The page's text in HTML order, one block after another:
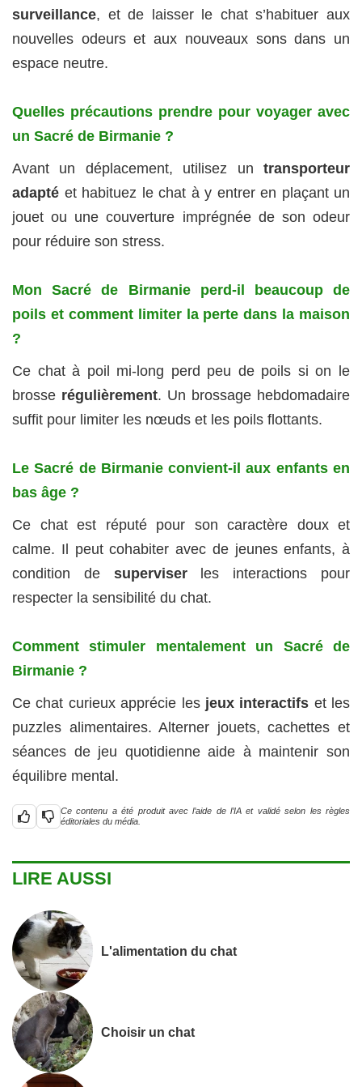
surveillance, et de laisser le chat s’habituer aux
nouvelles odeurs et aux nouveaux sons dans un
espace neutre.
Quelles précautions prendre pour voyager avec
un Sacré de Birmanie ?
Avant un déplacement, utilisez un transporteur
adapté et habituez le chat à y entrer en plaçant un
jouet ou une couverture imprégnée de son odeur
pour réduire son stress.
Mon Sacré de Birmanie perd-il beaucoup de
poils et comment limiter la perte dans la maison
?
Ce chat à poil mi-long perd peu de poils si on le
brosse régulièrement. Un brossage hebdomadaire
suffit pour limiter les nœuds et les poils flottants.
Le Sacré de Birmanie convient-il aux enfants en
bas âge ?
Ce chat est réputé pour son caractère doux et
calme. Il peut cohabiter avec de jeunes enfants, à
condition de superviserles interactions pour
respecter la sensibilité du chat.
Comment stimuler mentalement un Sacré de
Birmanie ?
Ce chat curieux apprécie les jeux interactifs et les
puzzles alimentaires. Alterner jouets, cachettes et
séances de jeu quotidienne aide à maintenir son
équilibre mental.
Ce contenu a été produit avec l’aide de l’IA et validé selon les règles
éditoriales du média.
LIRE AUSSI
L'alimentation du chat
Choisir un chat